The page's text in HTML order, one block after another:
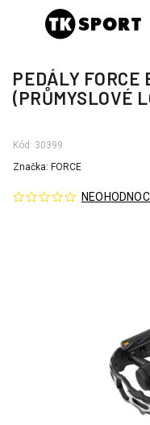
PEDÁLY FORCE
(PRŮMYSLOVÉ
Kód: 30399
Značka: FORCE